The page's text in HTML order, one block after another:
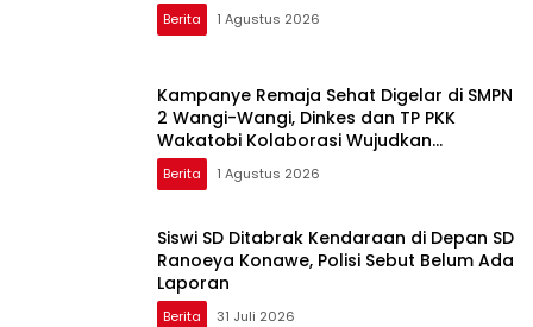
Berita 1 Agustus 2026
Kampanye Remaja Sehat Digelar di SMPN
2 Wangi-Wangi, Dinkes dan TP PKK
Wakatobi Kolaborasi Wujudkan
Generasi Sehat
Berita 1 Agustus 2026
Siswi SD Ditabrak Kendaraan di Depan SD
Ranoeya Konawe, Polisi Sebut Belum Ada
Laporan
Berita 31 Juli 2026